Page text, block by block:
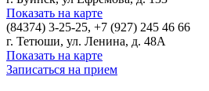
Показать на карте
(84374) 3-25-25, +7 (927) 245 46 66
г. Тетюши, ул. Ленина, д. 48А
Показать на карте
Записаться на прием